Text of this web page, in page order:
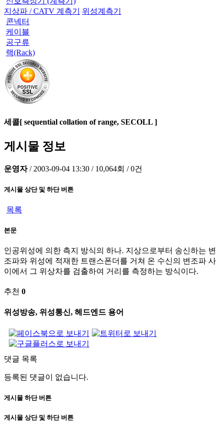
지상파 / CATV 계측기
위성계측기
콘넥터
케이블
공구류
랙(Rack)
세콜[ sequential collation of range, SECOLL ]
게시물 정보
운영자 / 2003-09-04 13:30 / 10,064회 / 0건
게시물 상단 및 하단 버튼
목록
본문
인공위성에 의한 측지 방식의 하나. 지상으로부터 송신하는 변
조파와 위성에 적재한 트랜스폰더를 거쳐 온 수신의 변조파 사
이에서 그 위상차를 검출하여 거리를 측정하는 방식이다.
추천 0
위성방송, 위성통신, 헤드엔드 용어
댓글 목록
등록된 댓글이 없습니다.
게시물 하단 버튼
게시물 상단 및 하단 버튼